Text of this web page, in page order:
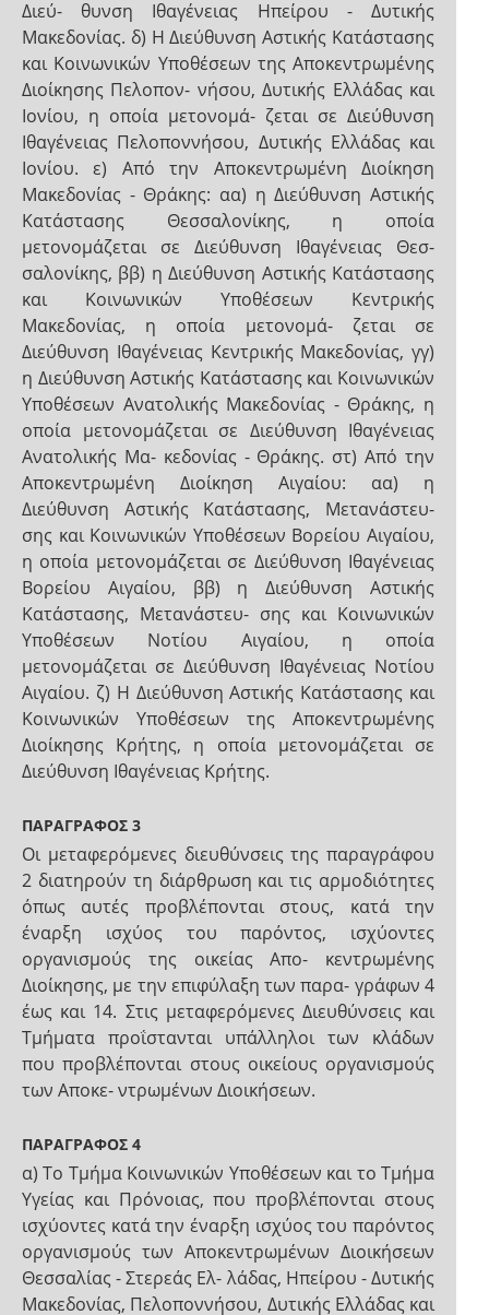
Διεύ- θυνση Ιθαγένειας Ηπείρου - Δυτικής
Μακεδονίας. δ) Η Διεύθυνση Αστικής Κατάστασης
και Κοινωνικών Υποθέσεων της Αποκεντρωμένης
Διοίκησης Πελοπον- νήσου, Δυτικής Ελλάδας και
Ιονίου, η οποία μετονομά- ζεται σε Διεύθυνση
Ιθαγένειας Πελοποννήσου, Δυτικής Ελλάδας και
Ιονίου. ε) Από την Αποκεντρωμένη Διοίκηση
Μακεδονίας - Θράκης: αα) η Διεύθυνση Αστικής
Κατάστασης Θεσσαλονίκης, η οποία
μετονομάζεται σε Διεύθυνση Ιθαγένειας Θεσ-
σαλονίκης, ββ) η Διεύθυνση Αστικής Κατάστασης
και Κοινωνικών Υποθέσεων Κεντρικής
Μακεδονίας, η οποία μετονομά- ζεται σε
Διεύθυνση Ιθαγένειας Κεντρικής Μακεδονίας, γγ)
η Διεύθυνση Αστικής Κατάστασης και Κοινωνικών
Υποθέσεων Ανατολικής Μακεδονίας - Θράκης, η
οποία μετονομάζεται σε Διεύθυνση Ιθαγένειας
Ανατολικής Μα- κεδονίας - Θράκης. στ) Από την
Αποκεντρωμένη Διοίκηση Αιγαίου: αα) η
Διεύθυνση Αστικής Κατάστασης, Μετανάστευ-
σης και Κοινωνικών Υποθέσεων Βορείου Αιγαίου,
η οποία μετονομάζεται σε Διεύθυνση Ιθαγένειας
Βορείου Αιγαίου, ββ) η Διεύθυνση Αστικής
Κατάστασης, Μετανάστευ- σης και Κοινωνικών
Υποθέσεων Νοτίου Αιγαίου, η οποία
μετονομάζεται σε Διεύθυνση Ιθαγένειας Νοτίου
Αιγαίου. ζ) Η Διεύθυνση Αστικής Κατάστασης και
Κοινωνικών Υποθέσεων της Αποκεντρωμένης
Διοίκησης Κρήτης, η οποία μετονομάζεται σε
Διεύθυνση Ιθαγένειας Κρήτης.
ΠΑΡΑΓΡΑΦΟΣ 3
Οι μεταφερόμενες διευθύνσεις της παραγράφου
2 διατηρούν τη διάρθρωση και τις αρμοδιότητες
όπως αυτές προβλέπονται στους, κατά την
έναρξη ισχύος του παρόντος, ισχύοντες
οργανισμούς της οικείας Απο- κεντρωμένης
Διοίκησης, με την επιφύλαξη των παρα- γράφων 4
έως και 14. Στις μεταφερόμενες Διευθύνσεις και
Τμήματα προΐστανται υπάλληλοι των κλάδων
που προβλέπονται στους οικείους οργανισμούς
των Αποκε- ντρωμένων Διοικήσεων.
ΠΑΡΑΓΡΑΦΟΣ 4
α) Το Τμήμα Κοινωνικών Υποθέσεων και το Τμήμα
Υγείας και Πρόνοιας, που προβλέπονται στους
ισχύοντες κατά την έναρξη ισχύος του παρόντος
οργανισμούς των Αποκεντρωμένων Διοικήσεων
Θεσσαλίας - Στερεάς Ελ- λάδας, Ηπείρου - Δυτικής
Μακεδονίας, Πελοποννήσου, Δυτικής Ελλάδας και